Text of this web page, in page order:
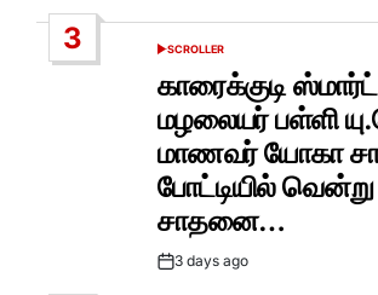
3
POSTED
SCROLLER
காரைக்குடி
மழலையர் பள்ளி
மாணவர் யோகா
போட்டியில் வென்று
சாதனை…
Post3 days ago